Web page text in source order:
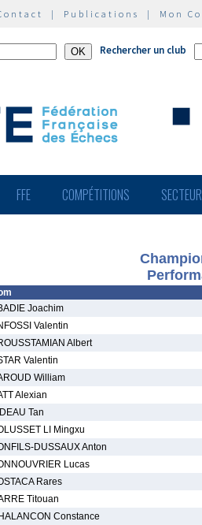
| Publications | Mon
Rechercher un club
FFE COMPÉTITIONS
Joachim
Valentin
Albert
Valentin
William
Alexian
Tan
LI Mingxu
DUSSAUX Anton
Lucas
Rares
Titouan
Constance